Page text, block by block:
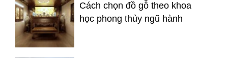
Cách chọn đồ gỗ theo khoa
học phong thủy ngũ hành